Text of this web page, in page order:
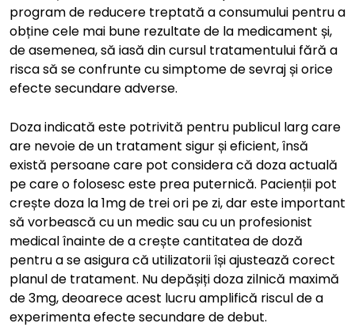
program de reducere treptată a consumului pentru a
obține cele mai bune rezultate de la medicament și,
de asemenea, să iasă din cursul tratamentului fără a
risca să se confrunte cu simptome de sevraj și orice
efecte secundare adverse.
Doza indicată este potrivită pentru publicul larg care
are nevoie de un tratament sigur și eficient, însă
există persoane care pot considera că doza actuală
pe care o folosesc este prea puternică. Pacienții pot
crește doza la 1mg de trei ori pe zi, dar este important
să vorbească cu un medic sau cu un profesionist
medical înainte de a crește cantitatea de doză
pentru a se asigura că utilizatorii își ajustează corect
planul de tratament. Nu depășiți doza zilnică maximă
de 3mg, deoarece acest lucru amplifică riscul de a
experimenta efecte secundare de debut.